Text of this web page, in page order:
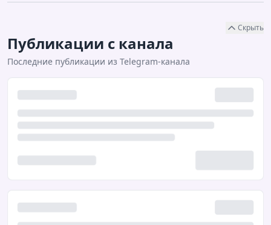
Скрыть
Публикации с канала
Последние публикации из Telegram-канала